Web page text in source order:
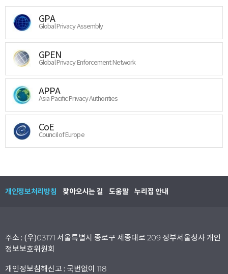
GPA
Global Privacy Assembly
GPEN
Global Privacy Enforcement Network
APPA
Asia Pacific Privacy Authorities
CoE
Council of Europe
개인정보처리방침 찾아오시는 길 도움말 누리집 안내
주소 : (우)03171 서울특별시 종로구 세종대로 209 정부서울청사 개인
정보보호위원회
개인정보침해신고 : 국번없이 118